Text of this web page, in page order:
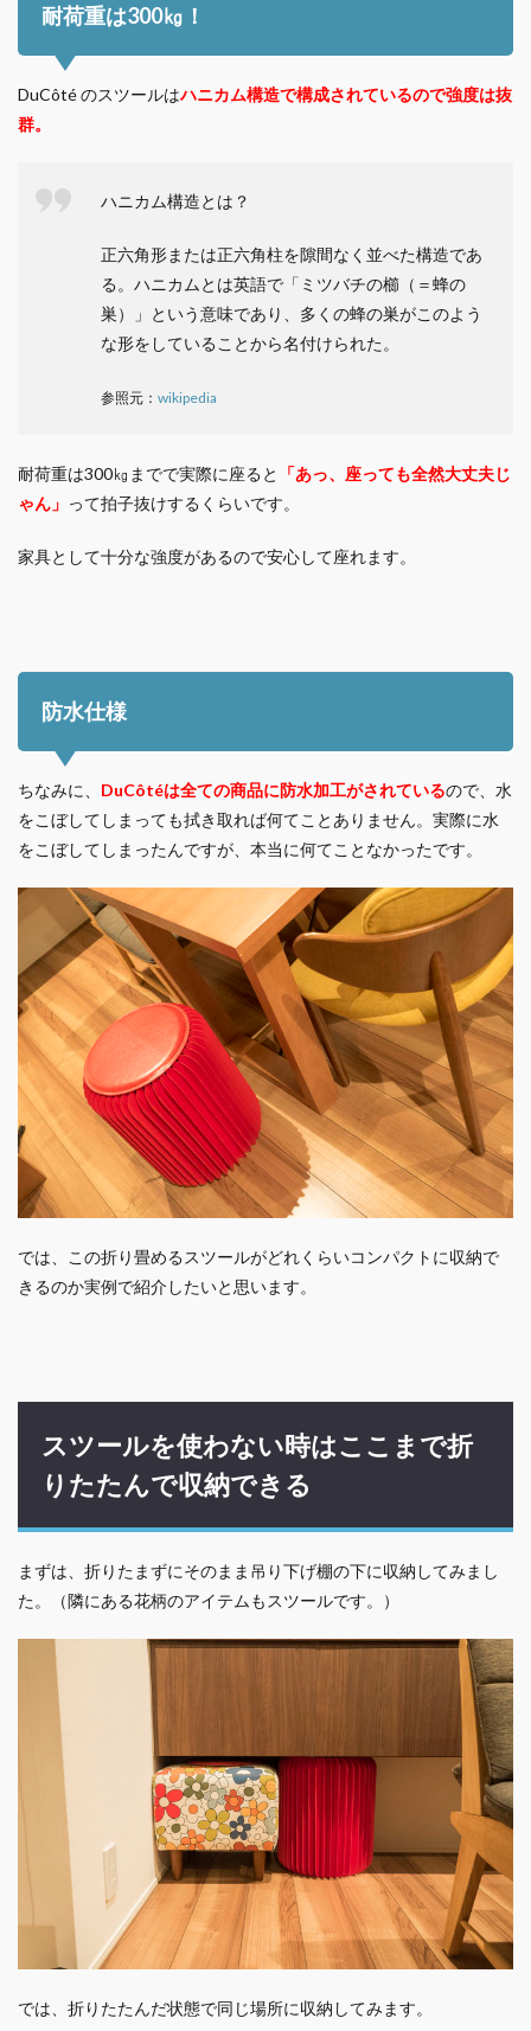
耐荷重は300㎏！
DuCôté のスツールはハニカム構造で構成されているので強度は抜
群。
ハニカム構造とは？
正六角形または正六角柱を隙間なく並べた構造であ
る。ハニカムとは英語で「ミツバチの櫛（＝蜂の
巣）」という意味であり、多くの蜂の巣がこのよう
な形をしていることから名付けられた。
参照元： wikipedia
耐荷重は300㎏までで実際に座ると
「あっ、座っても全然大丈夫じ
ゃん」 って拍子抜けするくらいです。
家具として十分な強度があるので安心して座れます。
防水仕様
ちなみに、 DuCôtéは全ての商品に防水加工がされているので、水
をこぼしてしまっても拭き取れば何てことありません。実際に水
をこぼしてしまったんですが、本当に何てことなかったです。
では、この折り畳めるスツールがどれくらいコンパクトに収納で
きるのか実例で紹介したいと思います。
スツールを使わない時はここまで折
りたたんで収納できる
まずは、折りたまずにそのまま吊り下げ棚の下に収納してみまし
た。（隣にある花柄のアイテムもスツールです。）
では、折りたたんだ状態で同じ場所に収納してみます。